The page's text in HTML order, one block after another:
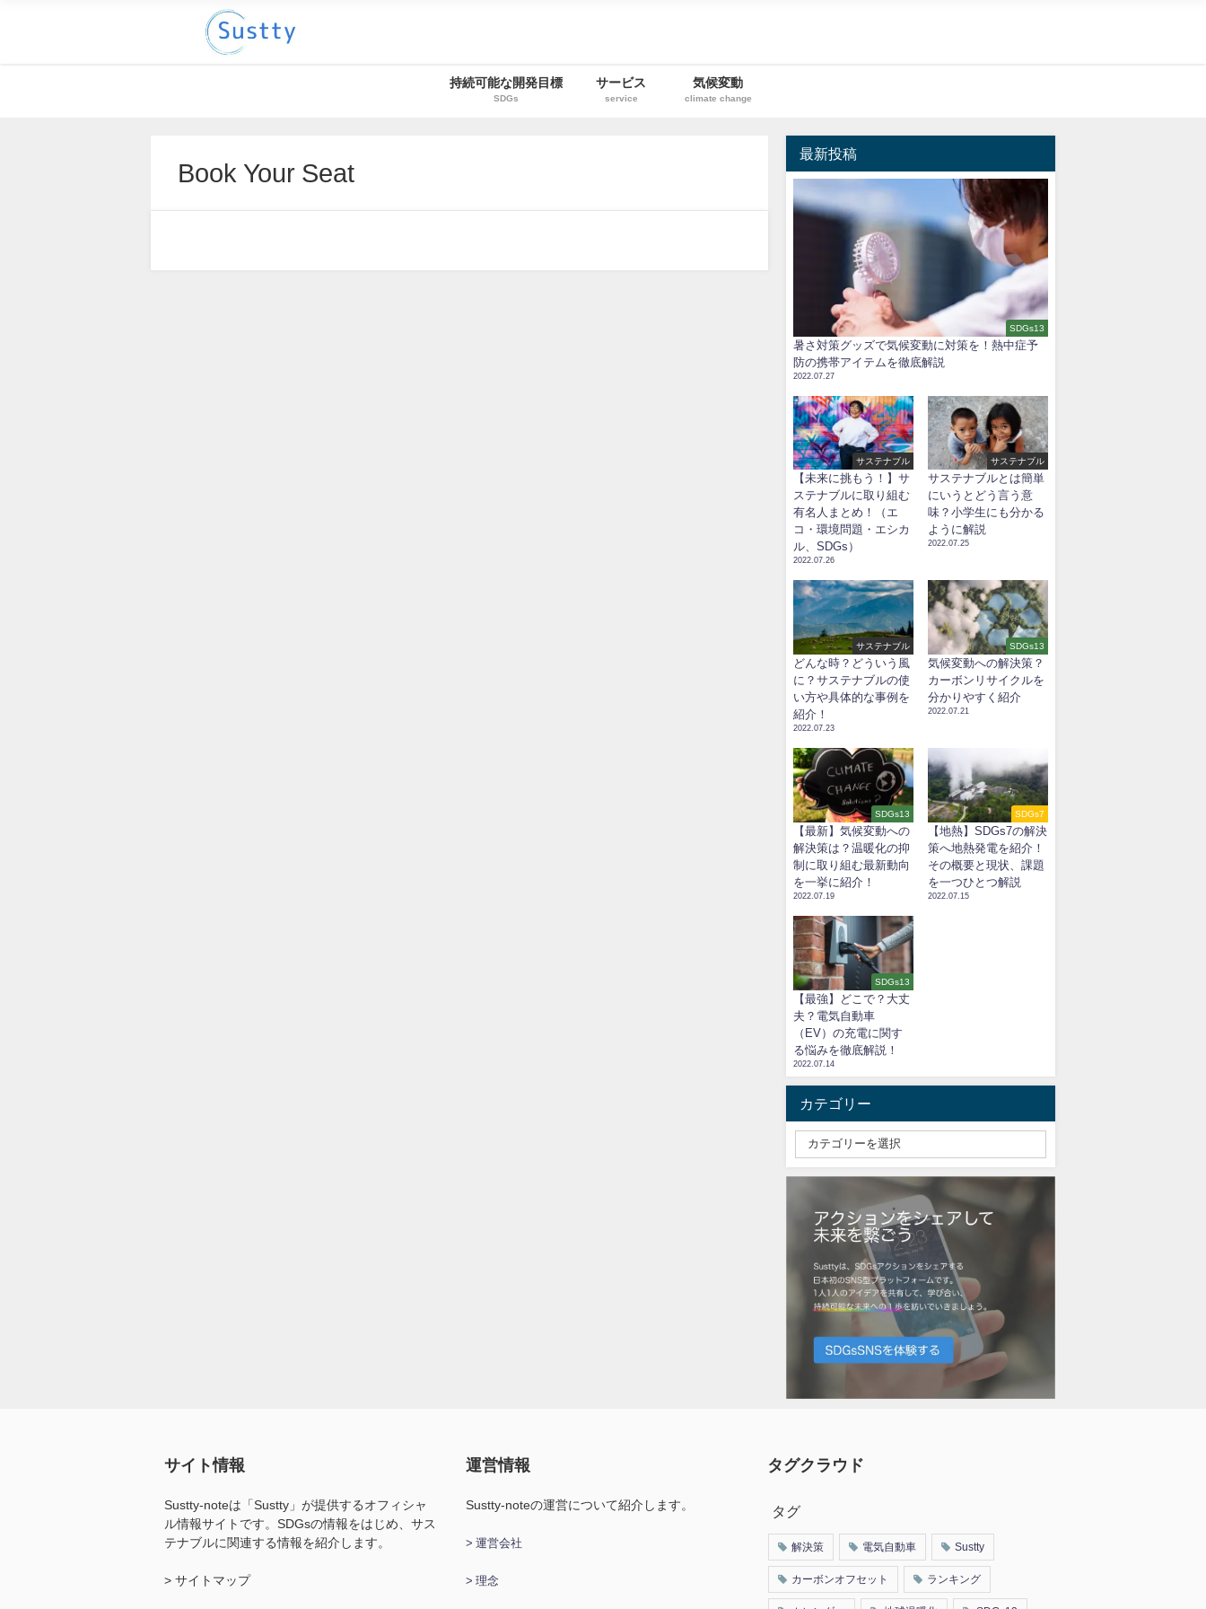
持続可能な開発目標
SDGs
サービス
service
気候変動
climate change
Book Your Seat
最新投稿
SDGs13
暑さ対策グッズで気候変動に対策を！熱中症予
防の携帯アイテムを徹底解説
2022.07.27
サステナブル
【未来に挑もう！】サ
ステナブルに取り組む
有名人まとめ！（エ
コ・環境問題・エシカ
ル、SDGs）
2022.07.26
サステナブル
サステナブルとは簡単
にいうとどう言う意
味？小学生にも分かる
ように解説
2022.07.25
サステナブル
どんな時？どういう風
に？サステナブルの使
い方や具体的な事例を
紹介！
2022.07.23
SDGs13
気候変動への解決策？
カーボンリサイクルを
分かりやすく紹介
2022.07.21
SDGs13
【最新】気候変動への
解決策は？温暖化の抑
制に取り組む最新動向
を一挙に紹介！
2022.07.19
SDGs7
【地熱】SDGs7の解決
策へ地熱発電を紹介！
その概要と現状、課題
を一つひとつ解説
2022.07.15
SDGs13
【最強】どこで？大丈
夫？電気自動車
（EV）の充電に関す
る悩みを徹底解説！
2022.07.14
カテゴリー
サイト情報
Sustty-noteは「Sustty」が提供するオフィシャ
ル情報サイトです。SDGsの情報をはじめ、サス
テナブルに関連する情報を紹介します。
> サイトマップ
運営情報
Sustty-noteの運営について紹介します。
> 運営会社
> 理念
タグクラウド
タグ
解決策 電気自動車 Sustty
カーボンオフセット ランキング